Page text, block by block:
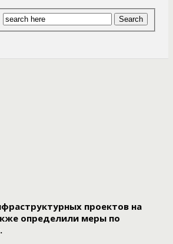
проектов на
определили меры по